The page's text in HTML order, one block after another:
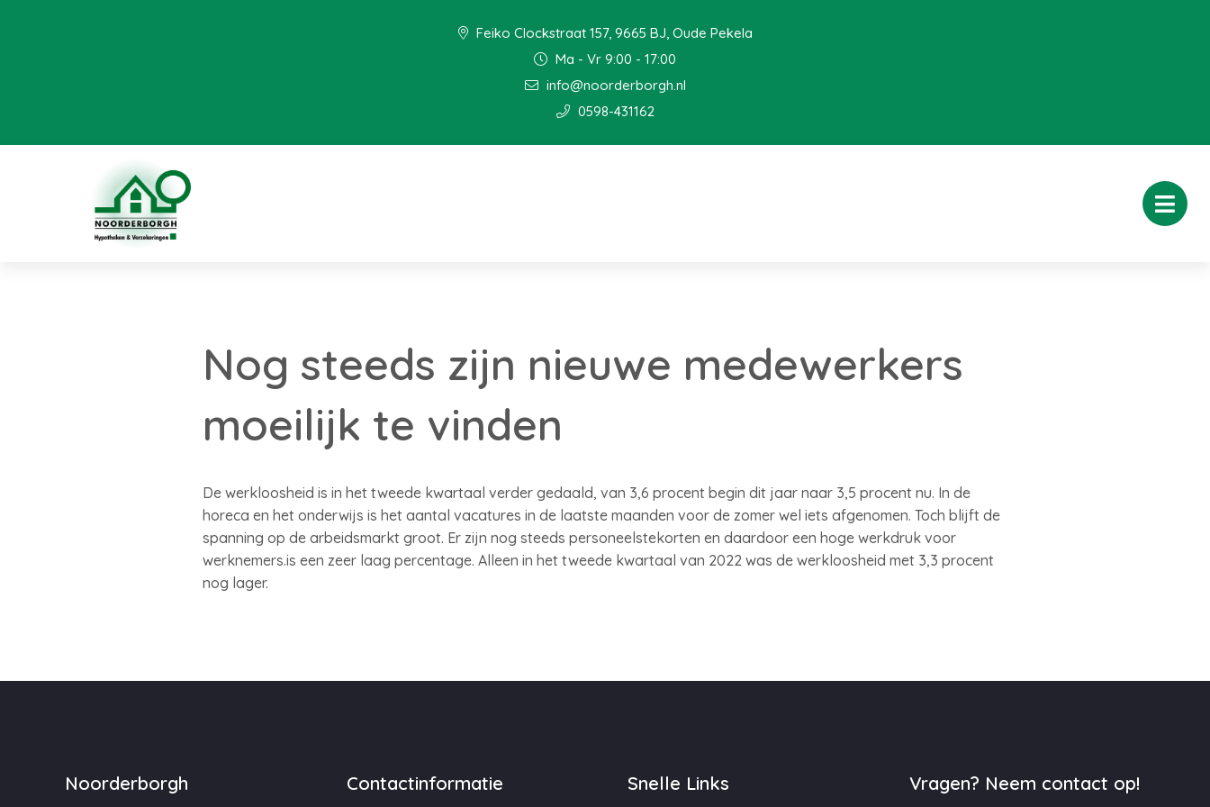
Feiko Clockstraat 157, 9665 BJ, Oude Pekela
Ma - Vr 9:00 - 17:00
info@noorderborgh.nl
0598-431162
Nog steeds zijn nieuwe medewerkers
moeilijk te vinden
De werkloosheid is in het tweede kwartaal verder gedaald, van 3,6 procent begin dit jaar naar 3,5 procent nu. In de
horeca en het onderwijs is het aantal vacatures in de laatste maanden voor de zomer wel iets afgenomen. Toch blijft de
spanning op de arbeidsmarkt groot. Er zijn nog steeds personeelstekorten en daardoor een hoge werkdruk voor
werknemers.is een zeer laag percentage. Alleen in het tweede kwartaal van 2022 was de werkloosheid met 3,3 procent
nog lager.
Noorderborgh Contactinformatie Snelle Links Vragen? Neem contact op!